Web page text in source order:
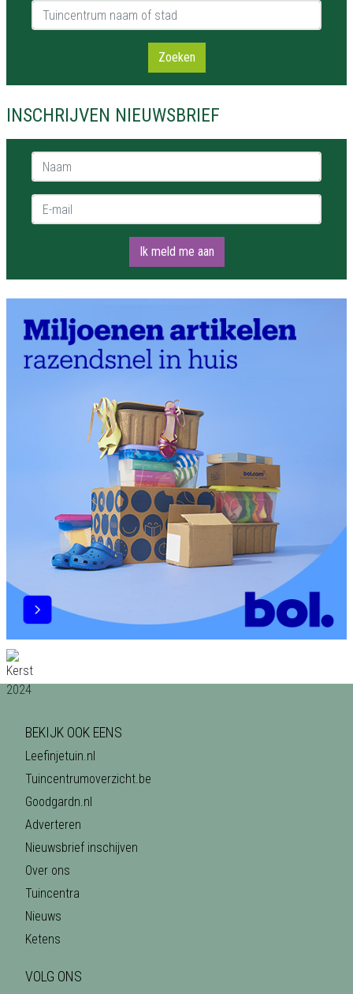
Tuincentrum naam of stad
Zoeken
INSCHRIJVEN NIEUWSBRIEF
Naam *
E-mail *
Ik meld me aan
BEKIJK OOK EENS
Leefinjetuin.nl
Tuincentrumoverzicht.be
Goodgardn.nl
Adverteren
Nieuwsbrief inschijven
Over ons
Tuincentra
Nieuws
Ketens
VOLG ONS